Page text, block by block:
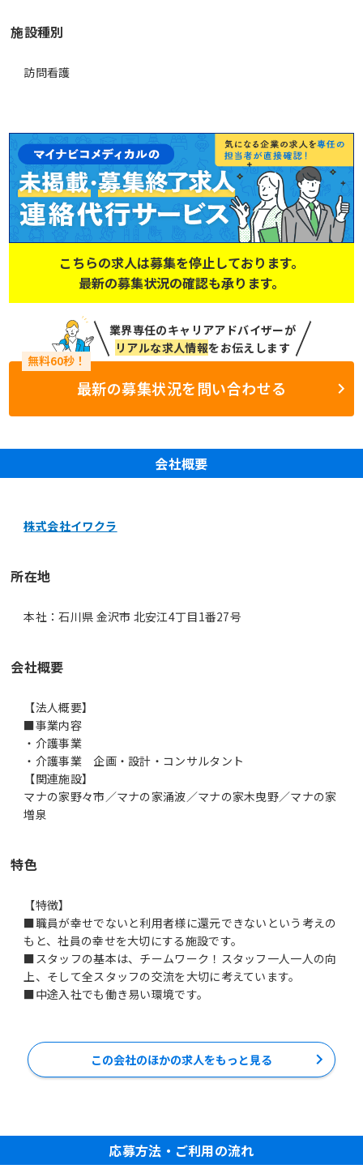
施設種別
訪問看護
こちらの求人は募集を停止しております。
最新の募集状況の確認も承ります。
業界専任のキャリアアドバイザーが
リアルな求人情報をお伝えします
最新の募集状況を問い合わせる
会社概要
株式会社イワクラ
所在地
本社：石川県 金沢市 北安江4丁目1番27号
会社概要
【法人概要】
■事業内容
・介護事業
・介護事業 企画・設計・コンサルタント
【関連施設】
マナの家野々市／マナの家涌波／マナの家木曳野／マナの家
増泉
特色
【特徴】
■職員が幸せでないと利用者様に還元できないという考えの
もと、社員の幸せを大切にする施設です。
■スタッフの基本は、チームワーク！スタッフ一人一人の向
上、そして全スタッフの交流を大切に考えています。
この会社のほかの求人をもっと見る
応募方法・ご利用の流れ